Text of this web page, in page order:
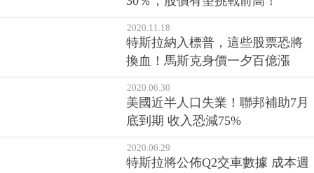
2020.11.18
特斯拉納入標普，這些股票恐將
換血！馬斯克身價一夕百億漲
2020.06.30
美國近半人口失業！聯邦補助7月
底到期 收入恐減75%
2020.06.29
特斯拉將公佈Q2交車數據 成本週